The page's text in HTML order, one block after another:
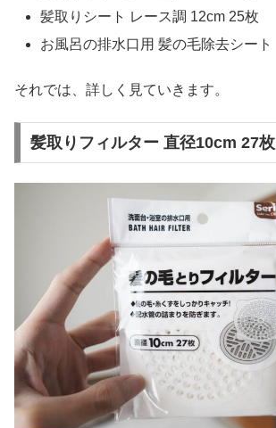
髪取りシート レース調 12cm 25枚
お風呂の排水口用 髪の毛除去シート
それでは、詳しく見ていきます。
髪取りフィルター 直径10cm 27枚